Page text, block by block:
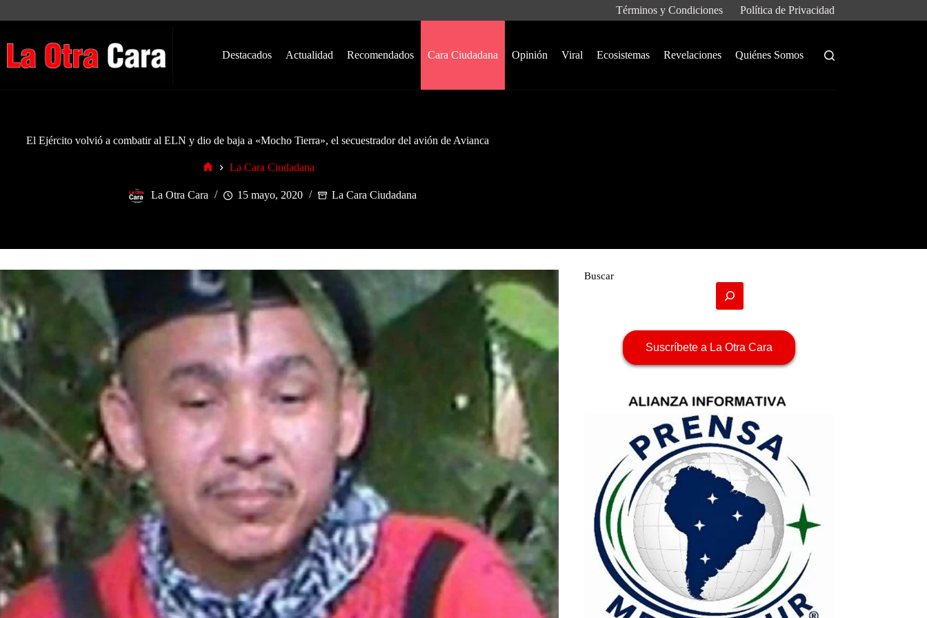
Términos y Condiciones Política de Privacidad
Destacados Actualidad Recomendados Cara Ciudadana Opinión Viral Ecosistemas Revelaciones Quiénes Somos
El Ejército volvió a combatir al ELN y dio de baja a «Mocho Tierra», el secuestrador del avión de Avianca
La Cara Ciudadana
La Otra Cara 15 mayo, 2020 La Cara Ciudadana
Buscar
Suscríbete a La Otra Cara